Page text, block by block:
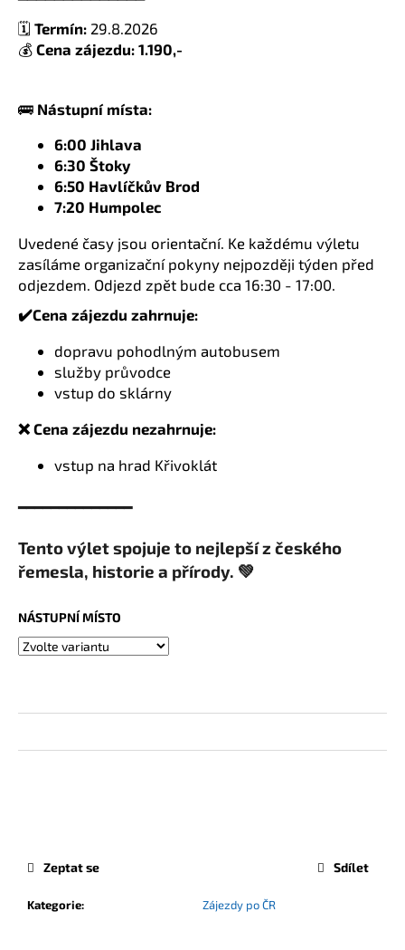
🗓️ Termín: 29.8.2026
💰 Cena zájezdu: 1.190,-
🚌 Nástupní místa:
6:00 Jihlava
6:30 Štoky
6:50 Havlíčkův Brod
7:20 Humpolec
Uvedené časy jsou orientační. Ke každému výletu
zasíláme organizační pokyny nejpozději týden před
odjezdem. Odjezd zpět bude cca 16:30 - 17:00.
✔️Cena zájezdu zahrnuje:
dopravu pohodlným autobusem
služby průvodce
vstup do sklárny
❌ Cena zájezdu nezahrnuje:
vstup na hrad Křivoklát
━━━━━━━━━━━━━━
Tento výlet spojuje to nejlepší z českého
řemesla, historie a přírody. 💚
NÁSTUPNÍ MÍSTO
Kategorie: Zájezdy po ČR
Zeptat se Sdílet